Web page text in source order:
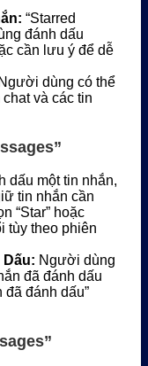
“Starred
đánh dấu
cần lưu ý để dễ
Người dùng có thể
và các tin
dấu một tin nhắn,
tin nhắn cần
“Star” hoặc
tùy theo phiên
Người dùng
đã đánh dấu
đã đánh dấu”